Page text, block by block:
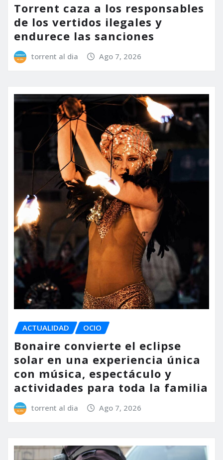
Torrent caza a los responsables
de los vertidos ilegales y
endurece las sanciones
torrent al dia Ago 7, 2026
ACTUALIDAD OCIO
Bonaire convierte el eclipse
solar en una experiencia única
con música, espectáculo y
actividades para toda la familia
torrent al dia Ago 7, 2026